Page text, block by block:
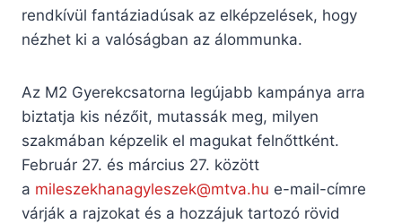
rendkívül fantáziadúsak az elképzelések, hogy
nézhet ki a valóságban az álommunka.
Az M2 Gyerekcsatorna legújabb kampánya arra
biztatja kis nézőit, mutassák meg, milyen
szakmában képzelik el magukat felnőttként.
Február 27. és március 27. között
a mileszekhanagyleszek@mtva.hu e-mail-címre
várják a rajzokat és a hozzájuk tartozó rövid